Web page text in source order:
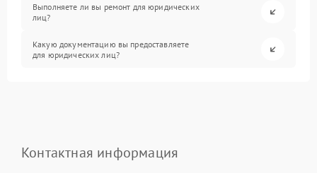
Выполняете ли вы ремонт для юридических
лиц?
Какую документацию вы предоставляете
для юридических лиц?
Контактная информация